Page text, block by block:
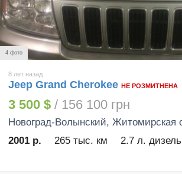
4 фото
8 лет назад
Jeep Grand Cherokee НЕ РОЗМИТНЕНА
3 500 $ / 156 100 грн
Новоград-Волынский, Житомирская
2001 р.
265 тыс. км 2.7 л. дизель